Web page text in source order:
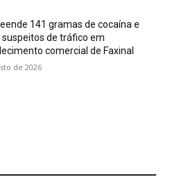
141 gramas de cocaína e
suspeitos de tráfico em
comercial de Faxinal
de 2026